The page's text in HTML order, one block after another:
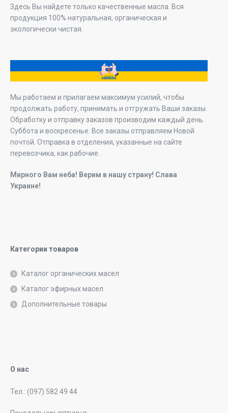
Здесь Вы найдете только качественные масла. Вся
продукция 100% натуральная, органическая и
экологически чистая.
Мы работаем и прилагаем максимум усилий, чтобы
продолжать работу, принимать и отгружать Ваши заказы.
Обработку и отправку заказов производим каждый день.
Суббота и воскресенье. Все заказы отправляем Новой
почтой. Отправка в отделения, указанные на сайте
перевозчика, как рабочие.
Мирного Вам неба! Верим в нашу страну! Слава
Украине!
Категории товаров
Каталог органических масел
Каталог эфирных масел
Дополнительные товары
О нас
Тел.: (097) 582 49 44